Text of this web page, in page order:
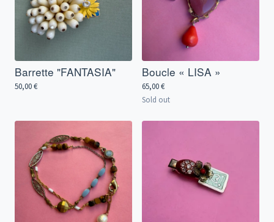
Barrette "FANTASIA"
50,00€
Boucle « LISA »
65,00€
Sold out